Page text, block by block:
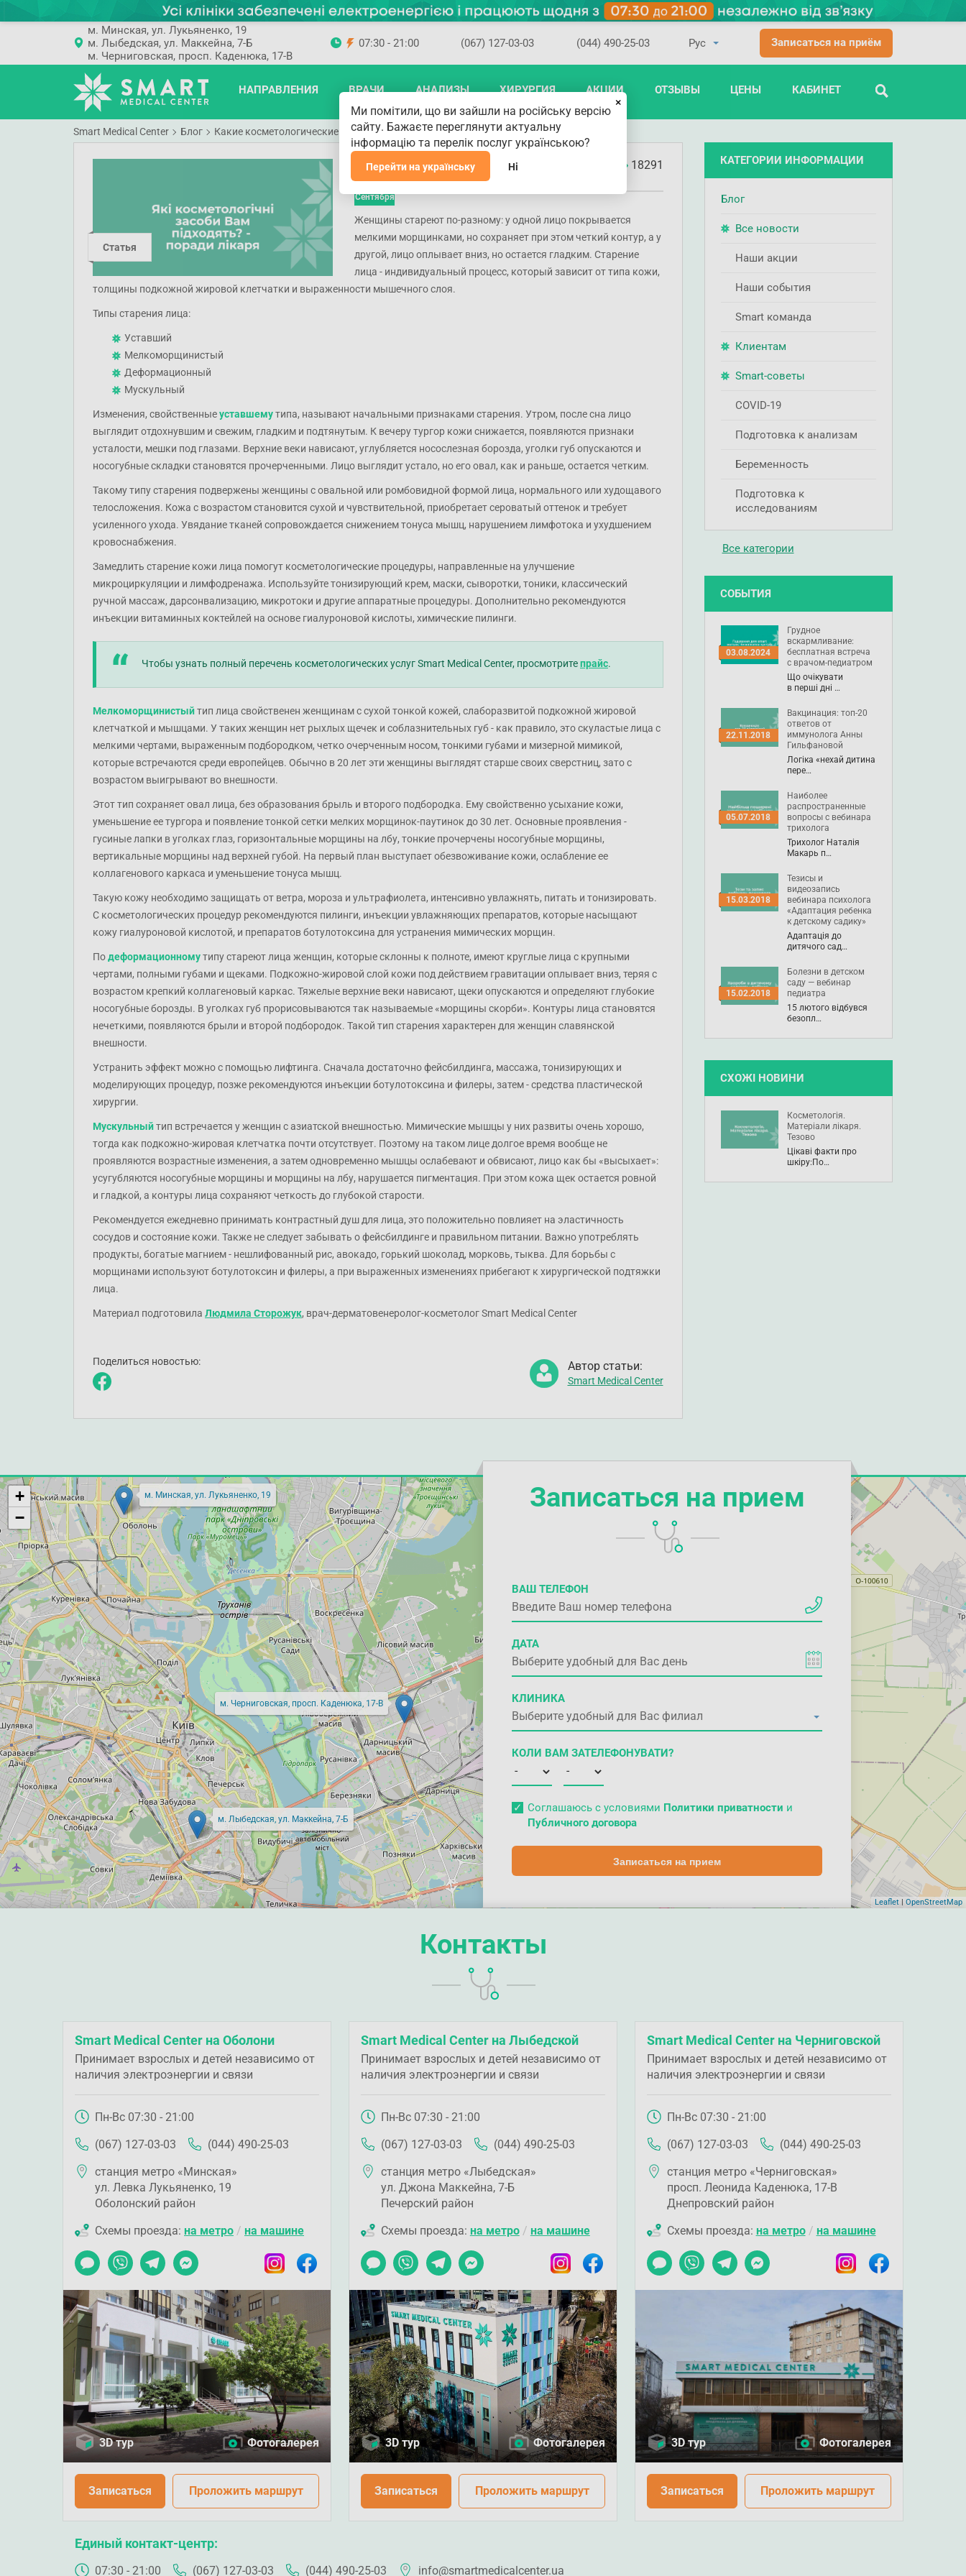
ПОИСК
м. Минская, ул. Лукьяненко, 19
м. Лыбедская, ул. Маккейна, 7-Б
м. Черниговская, просп. Каденюка, 17-В
07:30 - 21:00 (067) 127-03-03 (044) 490-25-03 Записаться на приём
НАПРАВЛЕНИЯ ВРАЧИ АНАЛИЗЫ ХИРУРГИЯ АКЦИИ ОТЗЫВЫ ЦЕНЫ КАБИНЕТ
Smart Medical Center Блог Какие косметологические средства Вам подходят? — советы врача
Статья
Сентября
18291
Какие косметологические средства
Вам подходят? — советы врача
Женщины стареют по-разному: у одной лицо покрывается
мелкими морщинками, но сохраняет при этом четкий контур, а у
другой, лицо оплывает вниз, но остается гладким. Старение
лица - индивидуальный процесс, который зависит от типа кожи,
толщины подкожной жировой клетчатки и выраженности мышечного слоя.
Типы старения лица:
Уставший
Мелкоморщинистый
Деформационный
Мускульный
Изменения, свойственныеуставшемутипа, называют начальными признаками старения. Утром, после сна лицо
выглядит отдохнувшим и свежим, гладким и подтянутым. К вечеру тургор кожи снижается, появляются признаки
усталости, мешки под глазами. Верхние веки нависают, углубляется носослезная борозда, уголки губ опускаются и
носогубные складки становятся прочерченными. Лицо выглядит устало, но его овал, как и раньше, остается четким.
Такому типу старения подвержены женщины с овальной или ромбовидной формой лица, нормального или худощавого
телосложения. Кожа с возрастом становится сухой и чувствительной, приобретает сероватый оттенок и требует
усиленного ухода. Увядание тканей сопровождается снижением тонуса мышц, нарушением лимфотока и ухудшением
кровоснабжения.
Замедлить старение кожи лица помогут косметологические процедуры, направленные на улучшение
микроциркуляции и лимфодренажа. Используйте тонизирующий крем, маски, сыворотки, тоники, классический
ручной массаж, дарсонвализацию, микротоки и другие аппаратные процедуры. Дополнительно рекомендуются
инъекции витаминных коктейлей на основе гиалуроновой кислоты, химические пилинги.
Чтобы узнать полный перечень косметологических услуг Smart Medical Center, просмотритепрайс.
Мелкоморщинистыйтип лица свойственен женщинам с сухой тонкой кожей, слаборазвитой подкожной жировой
клетчаткой и мышцами. У таких женщин нет рыхлых щечек и соблазнительных губ - как правило, это скуластые лица с
мелкими чертами, выраженным подбородком, четко очерченным носом, тонкими губами и мизерной мимикой,
которые встречаются среди европейцев. Обычно в 20 лет эти женщины выглядят старше своих сверстниц, зато с
возрастом выигрывают во внешности.
Этот тип сохраняет овал лица, без образования брыль и второго подбородка. Ему свойственно усыхание кожи,
уменьшение ее тургора и появление тонкой сетки мелких морщинок-паутинок до 30 лет. Основные проявления -
гусиные лапки в уголках глаз, горизонтальные морщины на лбу, тонкие прочерчены носогубные морщины,
вертикальные морщины над верхней губой. На первый план выступает обезвоживание кожи, ослабление ее
коллагенового каркаса и уменьшение тонуса мышц.
Такую кожу необходимо защищать от ветра, мороза и ультрафиолета, интенсивно увлажнять, питать и тонизировать.
С косметологических процедур рекомендуются пилинги, инъекции увлажняющих препаратов, которые насыщают
кожу гиалуроновой кислотой, и препаратов ботулотоксина для устранения мимических морщин.
Подеформационномутипу стареют лица женщин, которые склонны к полноте, имеют круглые лица с крупными
чертами, полными губами и щеками. Подкожно-жировой слой кожи под действием гравитации оплывает вниз, теряя с
возрастом крепкий коллагеновый каркас. Тяжелые верхние веки нависают, щеки опускаются и определяют глубокие
носогубные борозды. В уголках губ прорисовываются так называемые «морщины скорби». Контуры лица становятся
нечеткими, появляются брыли и второй подбородок. Такой тип старения характерен для женщин славянской
внешности.
Устранить эффект можно с помощью лифтинга. Сначала достаточно фейсбилдинга, массажа, тонизирующих и
моделирующих процедур, позже рекомендуются инъекции ботулотоксина и филеры, затем - средства пластической
хирургии.
Мускульныйтип встречается у женщин с азиатской внешностью. Мимические мышцы у них развиты очень хорошо,
тогда как подкожно-жировая клетчатка почти отсутствует. Поэтому на таком лице долгое время вообще не
проявляются возрастные изменения, а затем одновременно мышцы ослабевают и обвисают, лицо как бы «высыхает»:
усугубляются носогубные морщины и морщины на лбу, нарушается пигментация. При этом кожа щек остается ровной
и гладкой, а контуры лица сохраняют четкость до глубокой старости.
Рекомендуется ежедневно принимать контрастный душ для лица, это положительно повлияет на эластичность
сосудов и состояние кожи. Также не следует забывать о фейсбилдинге и правильном питании. Важно употреблять
продукты, богатые магнием - нешлифованный рис, авокадо, горький шоколад, морковь, тыква. Для борьбы с
морщинами используют ботулотоксин и филеры, а при выраженных изменениях прибегают к хирургической подтяжки
лица.
Материал подготовила Людмила Сторожук, врач-дерматовенеролог-косметолог Smart Medical Center
Поделиться новостью: Автор статьи:
Smart Medical Center
КАТЕГОРИИ ИНФОРМАЦИИ
Блог
Все новости
Наши акции
Наши события
Smart команда
Клиентам
Smart-советы
COVID-19
Подготовка к анализам
Беременность
Подготовка к
исследованиям
Все категории
СОБЫТИЯ
03.08.2024
Грудное
вскармливание:
бесплатная встреча
с врачом-педиатром
Що очікувати
в перші дні …
22.11.2018
Вакцинация: топ-20
ответов от
иммунолога Анны
Гильфановой
Логіка «нехай дитина
пере…
05.07.2018
Наиболее
распространенные
вопросы с вебинара
трихолога
Трихолог Наталія
Макарь п…
15.03.2018
Тезисы и
видеозапись
вебинара психолога
«Адаптация ребенка
к детскому садику»
Адаптація до
дитячого сад…
15.02.2018
Болезни в детском
саду — вебинар
педиатра
15 лютого відбувся
безопл…
СХОЖІ НОВИНИ
Косметологія.
Матеріали лікаря.
Тезово
Цікаві факти про
шкіру:По…
Записаться на прием
ВАШ ТЕЛЕФОН
ДАТА
КЛИНИКА
КОЛИ ВАМ ЗАТЕЛЕФОНУВАТИ?
Соглашаюсь с условиями Политики приватности и
Публичного договора
Записаться на прием
м. Минская, ул. Лукьяненко, 19
м. Лыбедская, ул. Маккейна, 7-Б
м. Черниговская, просп. Каденюка, 17-В
+
−
Leaflet | OpenStreetMap
Контакты
Smart Medical Center на Оболони
Принимает взрослых и детей независимо от
наличия электроэнергии и связи
Пн-Вс 07:30 - 21:00
(067) 127-03-03
(044) 490-25-03
станция метро «Минская»
ул. Левка Лукьяненко, 19
Оболонский район
Схемы проезда: на метро / на машине
Чат Viber TelegramMessenger InstagramFacebook
3D тур Фотогалерея
Записаться Проложить маршрут
Smart Medical Center на Лыбедской
Принимает взрослых и детей независимо от
наличия электроэнергии и связи
Пн-Вс 07:30 - 21:00
(067) 127-03-03
(044) 490-25-03
станция метро «Лыбедская»
ул. Джона Маккейна, 7-Б
Печерский район
Схемы проезда: на метро/ на машине
Чат Viber TelegramMessenger InstagramFacebook
3D тур Фотогалерея
Записаться Проложить маршрут
Smart Medical Center на Черниговской
Принимает взрослых и детей независимо от
наличия электроэнергии и связи
Пн-Вс 07:30 - 21:00
(067) 127-03-03
(044) 490-25-03
станция метро «Черниговская»
просп. Леонида Каденюка, 17-В
Днепровский район
Схемы проезда: на метро/ на машине
Чат Viber TelegramMessenger InstagramFacebook
3D тур Фотогалерея
Записаться Проложить маршрут
Единый контакт-центр
07:30 - 21:00 (067) 127-03-03 (044) 490-25-03 info@smartmedicalcenter.ua
×
Ми помітили, що ви зайшли на російську версію
сайту. Бажаєте переглянути актуальну
інформацію та перелік послуг українською?
Перейти на українську Ні